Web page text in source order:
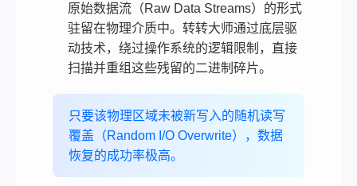
原始数据流（Raw Data Streams）的形式
驻留在物理介质中。转转大师通过底层驱
动技术，绕过操作系统的逻辑限制，直接
扫描并重组这些残留的二进制碎片。
只要该物理区域未被新写入的随机读写
覆盖（Random I/O Overwrite），数据
恢复的成功率极高。